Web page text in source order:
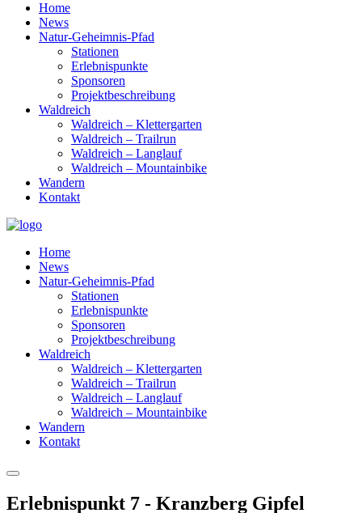
Home
News
Natur-Geheimnis-Pfad
Stationen
Erlebnispunkte
Sponsoren
Projektbeschreibung
Waldreich
Waldreich – Klettergarten
Waldreich – Trailrun
Waldreich – Langlauf
Waldreich – Mountainbike
Wandern
Kontakt
Home
News
Natur-Geheimnis-Pfad
Stationen
Erlebnispunkte
Sponsoren
Projektbeschreibung
Waldreich
Waldreich – Klettergarten
Waldreich – Trailrun
Waldreich – Langlauf
Waldreich – Mountainbike
Wandern
Kontakt
Erlebnispunkt 7 - Kranzberg Gipfel